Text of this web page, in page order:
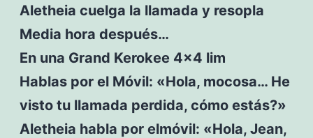
Aletheia cuelga la llamada y resopla
Media hora después…
En una Grand Kerokee 4×4 lim
Hablas por el Móvil: «Hola, mocosa… He
visto tu llamada perdida, cómo estás?»
Aletheia habla por elmóvil: «Hola, Jean,